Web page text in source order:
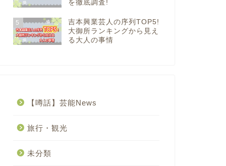
を徹底調査!
5
吉本興業芸人の序列TOP5!
大御所ランキングから見え
る大人の事情
【噂話】芸能News
旅行・観光
未分類